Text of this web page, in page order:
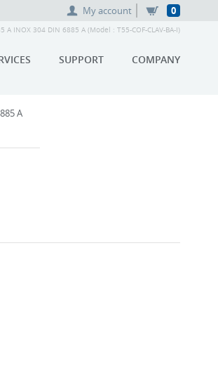
My account 0
A INOX 304 DIN 6885 A (Model : T55-COF-CLAV-BA-I)
SUPPORT COMPANY
A